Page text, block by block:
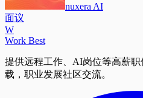
nuxera AI
面议
W
Work Best
提供远程工作、AI岗位等高薪
载，职业发展社区交流。